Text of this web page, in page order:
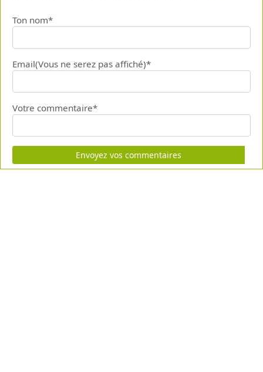
Ton nom*
Email(Vous ne serez pas affiché)*
Votre commentaire*
Envoyez vos commentaires